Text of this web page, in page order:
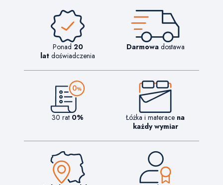
Ponad 20
lat doświadczenia
Darmowa dostawa
30 rat 0% Łóżka i materace na
każdy wymiar